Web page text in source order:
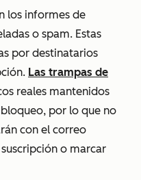
los informes de
o spam. Estas
por destinatarios
Las trampas de
reales mantenidos
por lo que no
con el correo
o marcar